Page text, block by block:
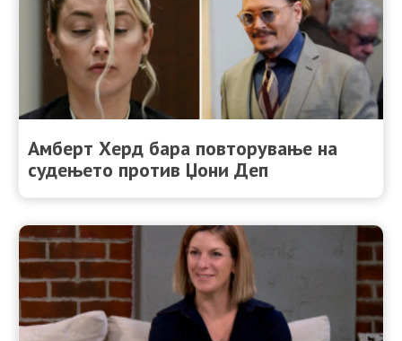
Амберт Херд бара повторување на
судењето против Џони Деп